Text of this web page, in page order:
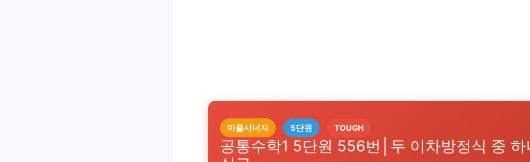
마플시너지 5단원 TOUGH
공통수학1 5단원 556번│두 이차방정식 중 하